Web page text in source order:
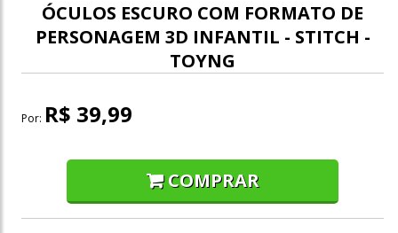
ÓCULOS ESCURO COM FORMATO DE
PERSONAGEM 3D INFANTIL - STITCH -
TOYNG
Por: R$ 39,99
COMPRAR